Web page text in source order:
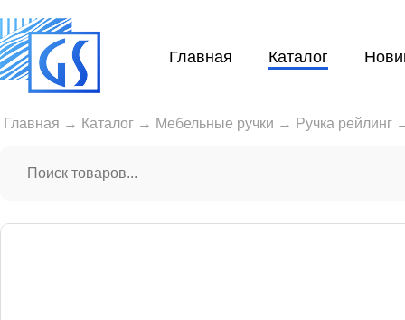
Главная Каталог
Главная → Каталог → Мебельные ручки → Ручка рейлинг